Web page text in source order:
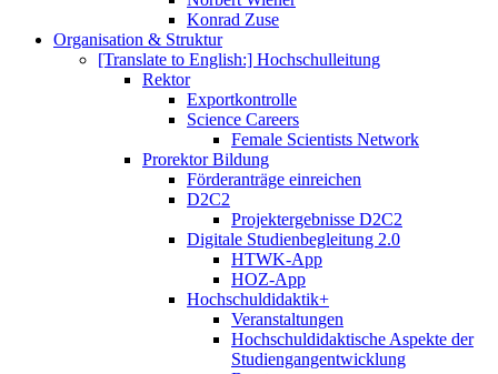
Konrad Zuse
Organisation & Struktur
[Translate to English:] Hochschulleitung
Rektor
Exportkontrolle
Science Careers
Female Scientists Network
Prorektor Bildung
Förderanträge einreichen
D2C2
Projektergebnisse D2C2
Digitale Studienbegleitung 2.0
HTWK-App
HOZ-App
Hochschuldidaktik+
Veranstaltungen
Hochschuldidaktische Aspekte der
Studiengangentwicklung